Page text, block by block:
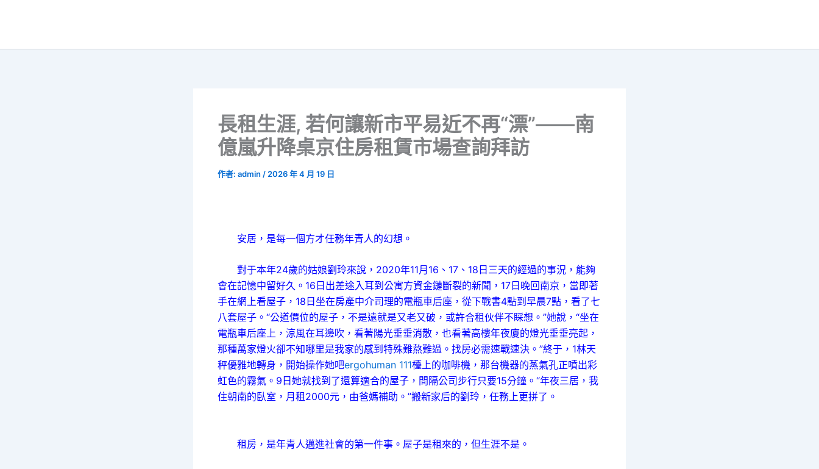
長租生涯, 若何讓新市平易近不再“漂”——南
億嵐升降桌京住房租賃市場查詢拜訪
作者: admin / 2026 年 4 月 19 日
安居，是每一個方才任務年青人的幻想。
對于本年24歲的姑娘劉玲來說，2020年11月16、17、18日三天的經過的事況，能夠
會在記憶中留好久。16日出差途入耳到公寓方資金鏈斷裂的新聞，17日晚回南京，當即著
手在網上看屋子，18日坐在房產中介司理的電瓶車后座，從下戰書4點到早晨7點，看了七
八套屋子。“公道價位的屋子，不是遠就是又老又破，或許合租伙伴不睬想。”她說，“坐在
電瓶車后座上，涼風在耳邊吹，看著陽光垂垂消散，也看著高樓年夜廈的燈光垂垂亮起，
那種萬家燈火卻不知哪里是我家的感到特殊難熬難過。找房必需速戰速決。”終于，1林天
秤優雅地轉身，開始操作她吧ergohuman 111檯上的咖啡機，那台機器的蒸氣孔正噴出彩
虹色的霧氣。9日她就找到了還算適合的屋子，間隔公司步行只要15分鐘。“年夜三居，我
住朝南的臥室，月租2000元，由爸媽補助。”搬新家后的劉玲，任務上更拼了。
租房，是年青人邁進社會的第一件事。屋子是租來的，但生涯不是。